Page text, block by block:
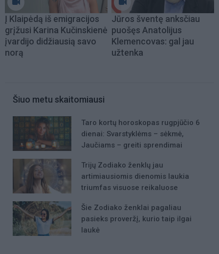
Į Klaipėdą iš emigracijos
grįžusi Karina Kučinskienė
įvardijo didžiausią savo
norą
Jūros šventę anksčiau
puošęs Anatolijus
Klemencovas: gal jau
užtenka
Šiuo metu skaitomiausi
Taro kortų horoskopas rugpjūčio 6
dienai: Svarstyklėms – sėkmė,
Jaučiams – greiti sprendimai
Trijų Zodiako ženklų jau
artimiausiomis dienomis laukia
triumfas visuose reikaluose
Šie Zodiako ženklai pagaliau
pasieks proveržį, kurio taip ilgai
laukė